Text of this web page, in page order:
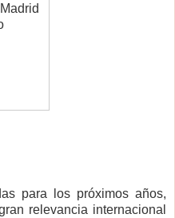
para los próximos años,
relevancia internacional